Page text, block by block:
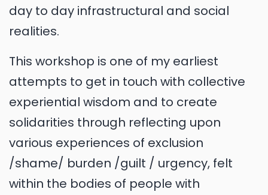
day to day infrastructural and social
realities.
This workshop is one of my earliest
attempts to get in touch with collective
experiential wisdom and to create
solidarities through reflecting upon
various experiences of exclusion
/shame/ burden /guilt / urgency, felt
within the bodies of people with